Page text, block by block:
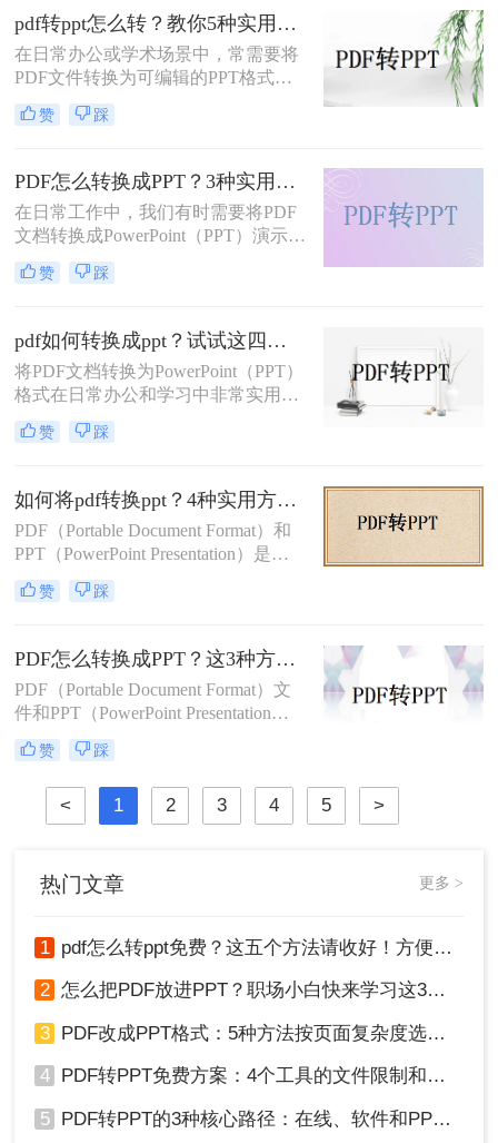
睐。然而，有时我们需要将PDF转换
为PPT以便进行编辑和演示。那么pdf
转换成ppt怎么做呢？本文将详细介绍
几种将PDF转换为PPT的方法。
pdf转ppt怎么转？教你5种实用的方法！
在日常办公或学术场景中，常需要将
PDF文件转换为可编辑的PPT格式。
那么pdf转ppt怎么转呢？本文整理了5
种主流方法，从工具选择到操作细节
赞 踩
PDF怎么转换成PPT？3种实用方法详解！
在日常工作中，我们有时需要将PDF
文档转换成PowerPoint（PPT）演示文
稿以方便展示或编辑。那么PDF怎么
转换成PPT呢？本文将介绍几种实现
赞 踩
pdf如何转换成ppt？试试这四种常用方法！
将PDF文档转换为PowerPoint（PPT）
格式在日常办公和学习中非常实用，
特别是在需要对内容进行编辑或演示
时。那么pdf如何转换成ppt呢？本文
赞 踩
如何将pdf转换ppt？4种实用方法解析！
PDF（Portable Document Format）和
PPT（PowerPoint Presentation）是两
种常见的文件格式，分别用于文档存
储和演示文稿制作。在某些情况下，
式，以便在演示文稿中使用或进行进
一步编辑。那么如何将pdf转换ppt
呢？本文将详细介绍几种将PDF转换
为PPT的方法，帮助您高效地完成这
一任务。
赞 踩
PDF怎么转换成PPT？这3种方法教会你！
PDF（Portable Document Format）文
件和PPT（PowerPoint Presentation）
文件在日常办公和学习中都有着广泛
的应用。有时，我们需要将PDF文件
转换为PPT格式，以便进行编辑、修
改或展示。那么PDF怎么转换成PPT
呢？本文将介绍三种将PDF转换成
赞 踩
< 1 2 3 4 5 >
热门文章 更多 >
1 pdf怎么转ppt免费？这五个方法请收好！方便又好用！
2 怎么把PDF放进PPT？职场小白快来学习这3种方法！
3 PDF改成PPT格式：5种方法按页面复杂度选择！
4 PDF转PPT免费方案：4个工具的文件限制和输出质量对比！
5 PDF转PPT的3种核心路径：在线、软件和PPT自带的适用范围！